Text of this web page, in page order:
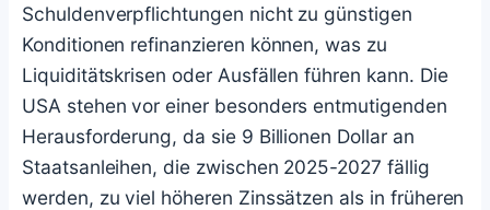
Schuldenverpflichtungen nicht zu günstigen
Konditionen refinanzieren können, was zu
Liquiditätskrisen oder Ausfällen führen kann. Die
USA stehen vor einer besonders entmutigenden
Herausforderung, da sie 9 Billionen Dollar an
Staatsanleihen, die zwischen 2025-2027 fällig
werden, zu viel höheren Zinssätzen als in früheren